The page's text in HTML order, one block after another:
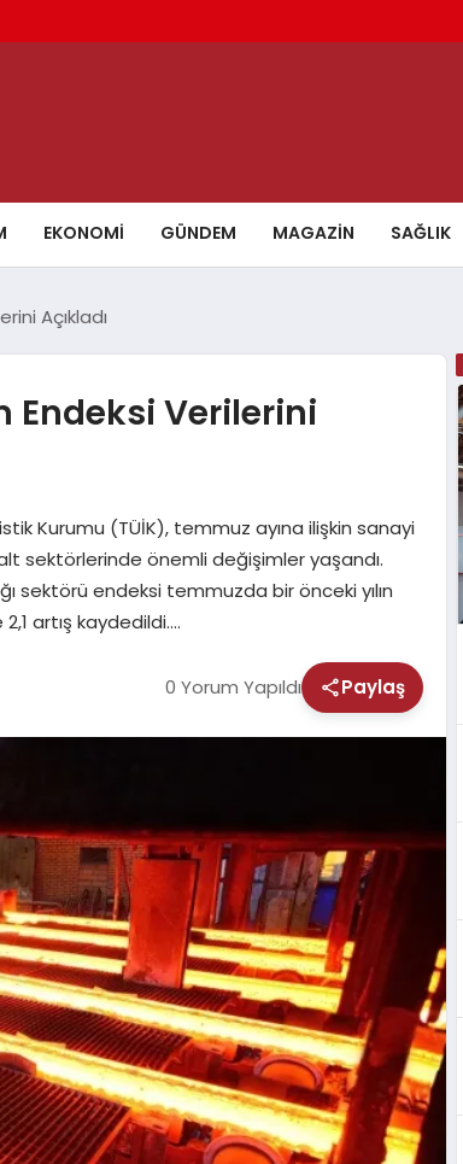
EKONOMI GÜNDEM MAGAZIN SAĞLIK
Açıkladı
Endeksi Verilerini
Kurumu (TÜİK), temmuz ayına ilişkin sanayi
sektörlerinde önemli değişimler yaşandı.
sektörü endeksi temmuzda bir önceki yılın
artış kaydedildi….
0 Yorum Yapıldı Paylaş